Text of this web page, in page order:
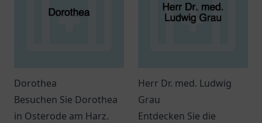
ganze Familie.
Dorothea
Besuchen Sie Dorothea
in Osterode am Harz.
Herr Dr. med. Ludwig
Grau
Entdecken Sie die